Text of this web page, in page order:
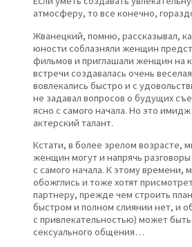
атмосферу, то все конечно,
Жванецкий, помню, рассказывал,
юности соблазняли женщин
фильмов и приглашали женщин на
встречи создавалась очень
вовлекались быстро и с
не задавал вопросов о будущих
ясно с самого начала. Но это
актерский талант.
Кстати, в более зрелом возрасте,
женщин могут и напрячь разговоры
с самого начала. К этому времени,
обожглись и тоже хотят
партнеру, прежде чем строить
быстром и полном слиянии нет, и
с привлекательностью) может
сексуального общения…